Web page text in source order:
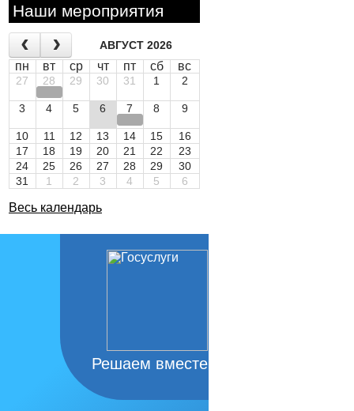
Наши мероприятия
АВГУСТ 2026
пн вт ср чт пт сб вс
27 28 29 30 31 1 2
3 4 5 6 7 8 9
10 11 12 13 14 15
16
17
18 19 20 21 22
23
24
25 26 27 28 29
30
31
1 2 3 4 5 6
Весь календарь
Решаем вместе